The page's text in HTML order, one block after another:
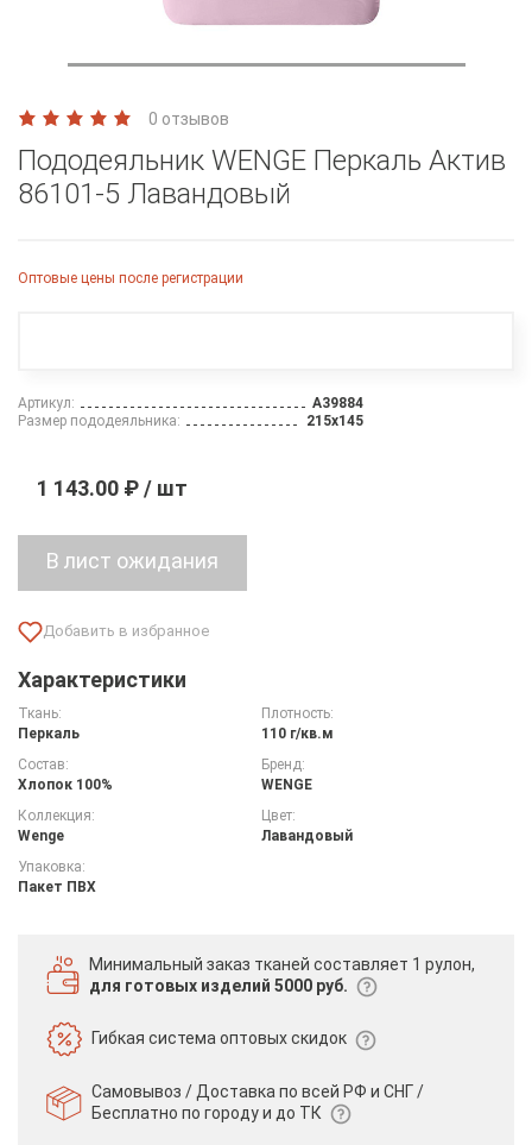
0 отзывов
Пододеяльник WENGE Перкаль Актив
86101-5 Лавандовый
Оптовые цены после регистрации
Артикул:
A39884
Размер пододеяльника:
215х145
1 143.00 ₽ / шт
Характеристики
Ткань:
Перкаль
Плотность:
110 г/кв.м
Состав:
Хлопок 100%
Бренд:
WENGE
Коллекция:
Wenge
Цвет:
Лавандовый
Упаковка:
Пакет ПВХ
Минимальный заказ тканей составляет 1 рулон,
для готовых изделий 5000 руб.
Гибкая системаоптовых скидок
Самовывоз / Доставка по всей РФ и СНГ /
Бесплатно по городу и до ТК